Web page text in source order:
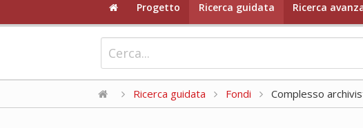
Progetto Ricerca guidata Ricerca
Ricerca guidata Fondi Complesso